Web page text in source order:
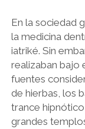
En la sociedad
la medicina
iatriké. Sin
realizaban bajo
fuentes
de hierbas, los
trance
grandes